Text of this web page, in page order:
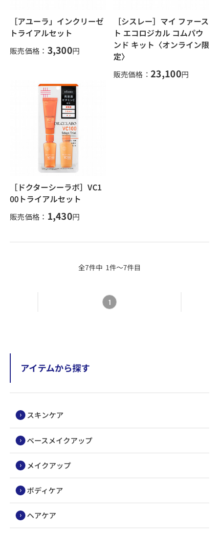
アイテムから探す
スキンケア
ベースメイクアップ
メイクアップ
ボディケア
ヘアケア
［アユーラ」インクリーゼ
トライアルセット
販売価格： 3,300円
［シスレー］マイ ファース
ト エコロジカル コムパウ
ンド キット〈オンライン限
定〉
販売価格： 23,100円
［ドクターシーラボ］VC1
00トライアルセット
販売価格： 1,430円
全7件中 1件～7件目
1